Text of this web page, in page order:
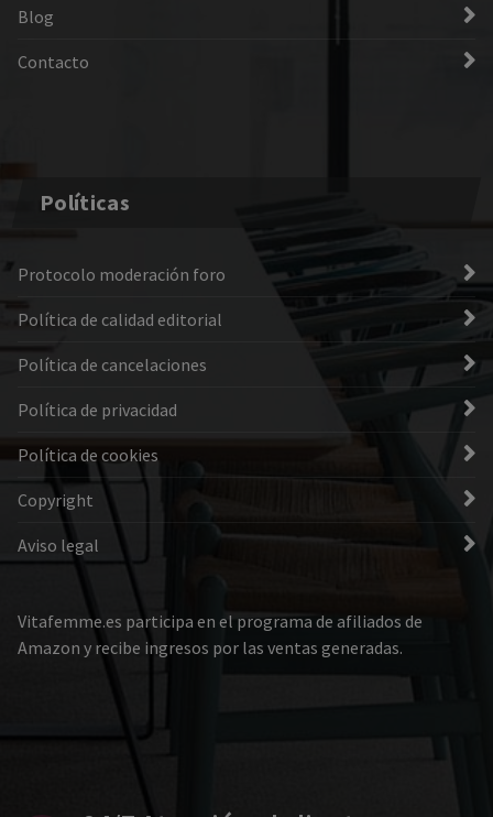
Blog
Contacto
Políticas
Protocolo moderación foro
Política de calidad editorial
Política de cancelaciones
Política de privacidad
Política de cookies
Copyright
Aviso legal
Vitafemme.es participa en el programa de afiliados de
Amazon y recibe ingresos por las ventas generadas.